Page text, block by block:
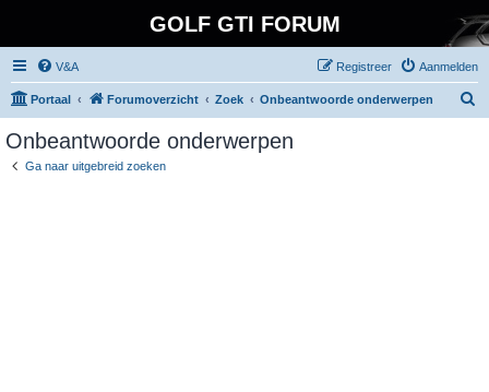
GOLF GTI FORUM
V&A Aanmelden
Registreer
Portaal Forumoverzicht Zoek Onbeantwoorde onderwerpen
Onbeantwoorde onderwerpen
Ga naar uitgebreid zoeken